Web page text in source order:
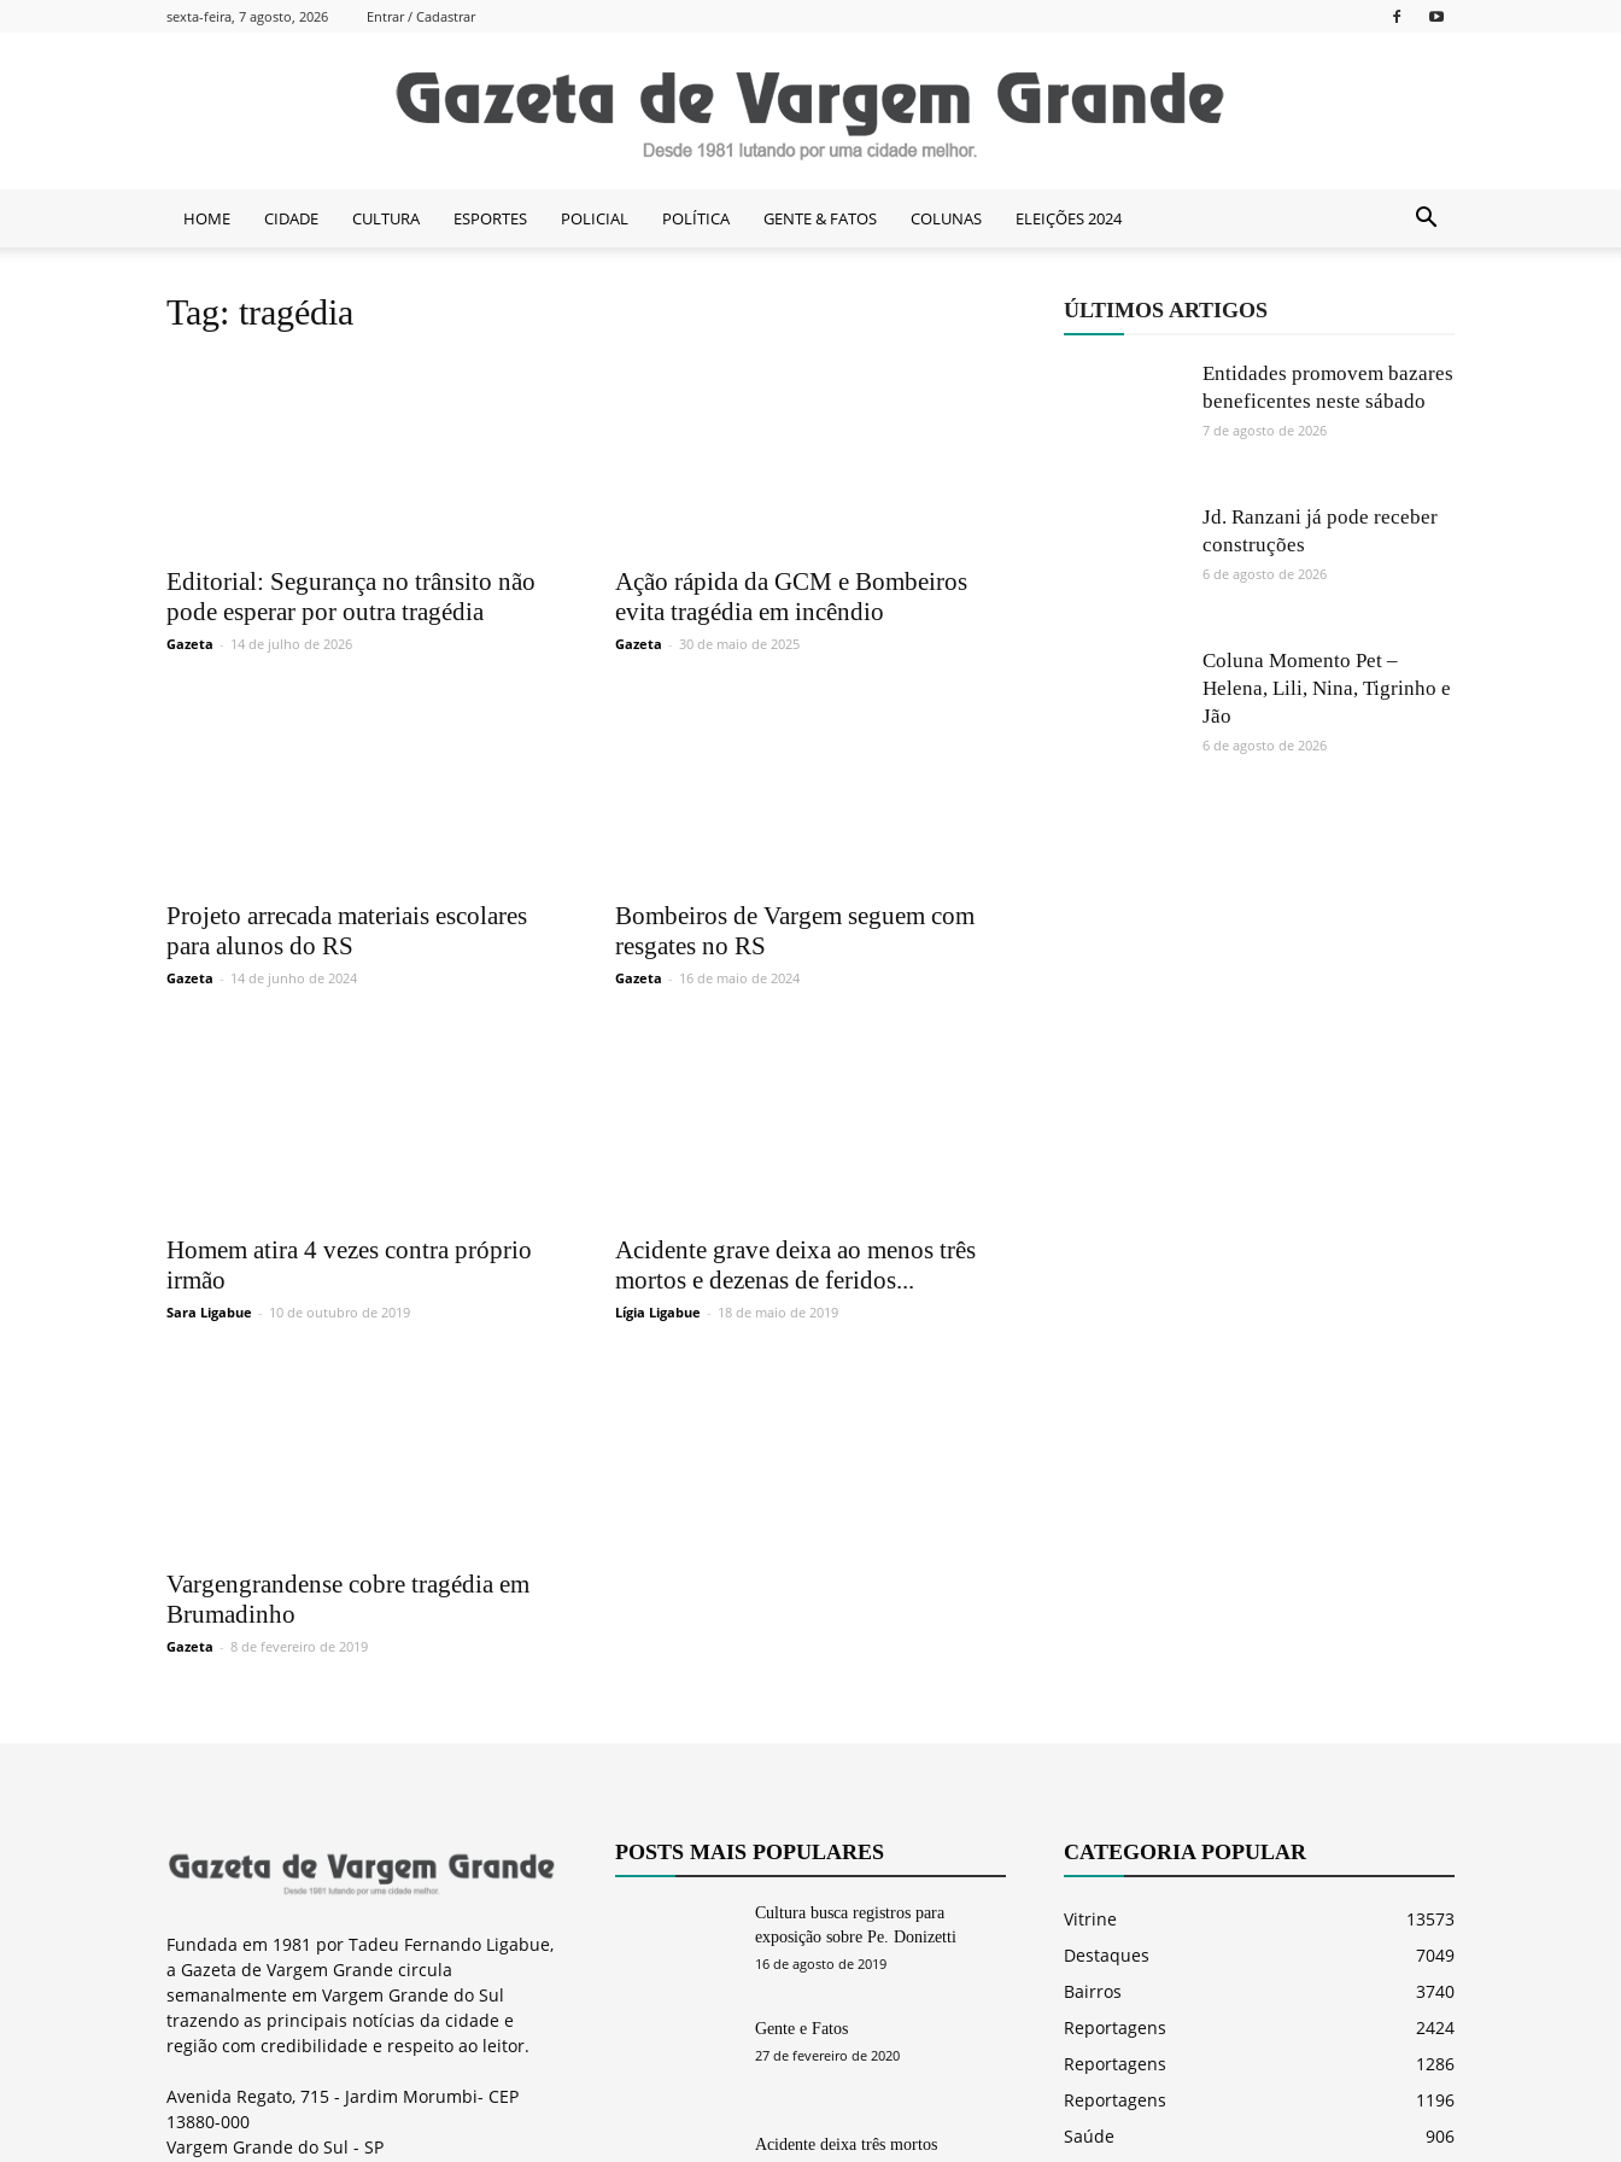
sexta-feira, 7 agosto, 2026 Entrar / Cadastrar
HOME CIDADE CULTURA ESPORTES POLICIAL POLÍTICA GENTE & FATOS COLUNAS ELEIÇÕES 2024
Tag: tragédia
Editorial: Segurança no trânsito não
pode esperar por outra tragédia
Gazeta - 14 de julho de 2026
Ação rápida da GCM e Bombeiros
evita tragédia em incêndio
Gazeta - 30 de maio de 2025
Projeto arrecada materiais escolares
para alunos do RS
Gazeta - 14 de junho de 2024
Bombeiros de Vargem seguem com
resgates no RS
Gazeta - 16 de maio de 2024
Homem atira 4 vezes contra próprio
irmão
Sara Ligabue - 10 de outubro de 2019
Acidente grave deixa ao menos três
mortos e dezenas de feridos...
Lígia Ligabue - 18 de maio de 2019
Vargengrandense cobre tragédia em
Brumadinho
Gazeta - 8 de fevereiro de 2019
ÚLTIMOS ARTIGOS
Entidades promovem bazares
beneficentes neste sábado
7 de agosto de 2026
Jd. Ranzani já pode receber
construções
6 de agosto de 2026
Coluna Momento Pet –
Helena, Lili, Nina, Tigrinho e
Jão
6 de agosto de 2026
Fundada em 1981 por Tadeu Fernando Ligabue,
a Gazeta de Vargem Grande circula
semanalmente em Vargem Grande do Sul
trazendo as principais notícias da cidade e
região com credibilidade e respeito ao leitor.
Avenida Regato, 715 - Jardim Morumbi- CEP
13880-000
Vargem Grande do Sul - SP
POSTS MAIS POPULARES
Cultura busca registros para
exposição sobre Pe. Donizetti
16 de agosto de 2019
Gente e Fatos
27 de fevereiro de 2020
Acidente deixa três mortos
CATEGORIA POPULAR
Vitrine
13573
Destaques
7049
Bairros
3740
Reportagens
2424
Reportagens
1286
Reportagens
1196
Saúde
906